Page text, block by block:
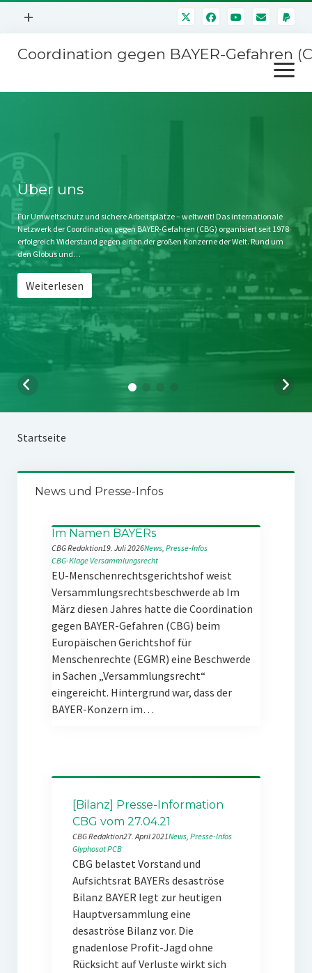
Menü
+
Mitmachen
Kontakt
Impressum
Störfälle
Coordination gegen BAYER-Gefahren
Menü
öffnen
Stichwort BAYER
Jahrestagung
SPENDEN
Über uns
Für Umweltschutz und sichere Arbeitsplätze – weltweit! Das internationale
Netzwerk der Coordination gegen BAYER-Gefahren (CBG) organisiert seit 1978
erfolgreich Widerstand gegen einen der großen Konzerne der Welt. Rund um
den Globus und…
Weiterlesen
Startseite
News und Presse-Infos
Im Namen BAYERs
CBG Redaktion19. Juli 2026News, Presse-Infos
CBG-Klage Versammlungsrecht
EU-Menschenrechtsgerichtshof weist
Versammlungsrechtsbeschwerde ab Im
März diesen Jahres hatte die Coordination
gegen BAYER-Gefahren (CBG) beim
Europäischen Gerichtshof für
Menschenrechte (EGMR) eine Beschwerde
in Sachen „Versammlungsrecht“
eingereicht. Hintergrund war, dass der
BAYER-Konzern im…
[Bilanz] Presse-Information
CBG vom 27.04.21
CBG Redaktion27. April 2021News, Presse-Infos
GlyphosatPCB
CBG belastet Vorstand und
Aufsichtsrat BAYERs desaströse
Bilanz BAYER legt zur heutigen
Hauptversammlung eine
desaströse Bilanz vor. Die
gnadenlose Profit-Jagd ohne
Rücksicht auf Verluste wirkt sich